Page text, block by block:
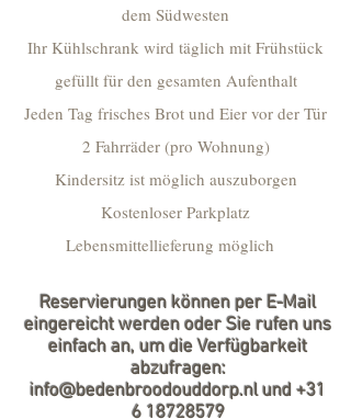
dem Südwesten
Ihr Kühlschrank wird täglich mit Frühstück
gefüllt für den gesamten Aufenthalt
Jeden Tag frisches Brot und Eier vor der Tür
2 Fahrräder (pro Wohnung)
Kindersitz ist möglich auszuborgen
Kostenloser Parkplatz
Lebensmittellieferung möglich
Reservierungen können per E-Mail
eingereicht werden oder Sie rufen uns
einfach an, um die Verfügbarkeit
abzufragen:
info@bedenbroodouddorp.nlund +31
6 18728579